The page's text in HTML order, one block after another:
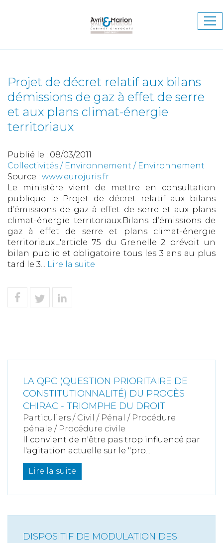
Projet de décret relatif aux bilans
démissions de gaz à effet de serre
et aux plans climat-énergie
territoriaux
Publié le : 08/03/2011
Collectivités / Environnement / Environnement
Source : www.eurojuris.fr
Le ministère vient de mettre en consultation
publique le Projet de décret relatif aux bilans
d’émissions de gaz à effet de serre et aux plans
climat-énergie territoriaux.Bilans d’émissions de
gaz à effet de serre et plans climat-énergie
territoriauxL'article 75 du Grenelle 2 prévoit un
bilan public et obligatoire tous les 3 ans au plus
tard le 3... Lire la suite
LA QPC (QUESTION PRIORITAIRE DE
CONSTITUTIONNALITÉ) DU PROCÈS
CHIRAC - TRIOMPHE DU DROIT
Particuliers / Civil / Pénal / Procédure
pénale / Procédure civile
Il convient de n'être pas trop influencé par
l'agitation actuelle sur le "pro...
Lire la suite
DISPOSITIF DE MODULATION DES